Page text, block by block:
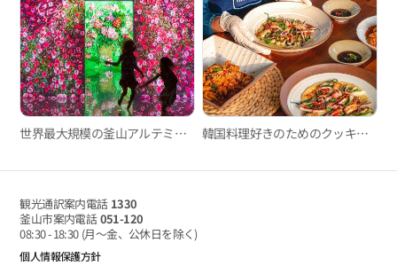
世界最大規模の釜山アルテミュージアム、吸い込まれるようなイマーシブメディアアート！ 韓国料理好きのためのクッキングクラス in 釜山
観光通訳案内電話 1330
釜山市案内電話051-120
08:30 - 18:30 (月～金、公休日を除く)
個人情報保護方針